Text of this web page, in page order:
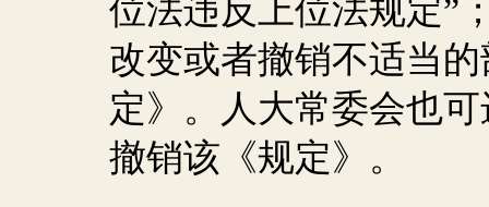
位法违反上位法规定”
改变或者撤销不适当
定》。人大常委会也
撤销该《规定》。